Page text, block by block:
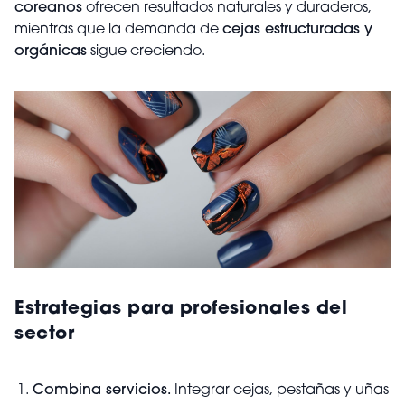
coreanos ofrecen resultados naturales y duraderos,
mientras que la demanda de cejas estructuradas y
orgánicas sigue creciendo.
Estrategias para profesionales del
sector
Combina servicios. Integrar cejas, pestañas y uñas